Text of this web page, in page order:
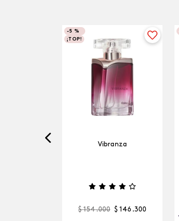
-5 %
¡TOP!
Vibranza
$ 154.000 $ 146 .300